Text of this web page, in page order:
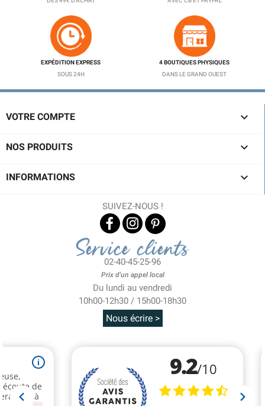
EXPÉDITION EXPRESS
SOUS 24H
4 BOUTIQUES PHYSIQUES
DANS LE GRAND OUEST
VOTRE COMPTE 
NOS PRODUITS 
INFORMATIONS 
SUIVEZ-NOUS !
Service clients
02-40-45-25-96
Prix d'un appel local
Du lundi au vendredi
10h00-12h30 / 15h00-18h30
Nous écrire >